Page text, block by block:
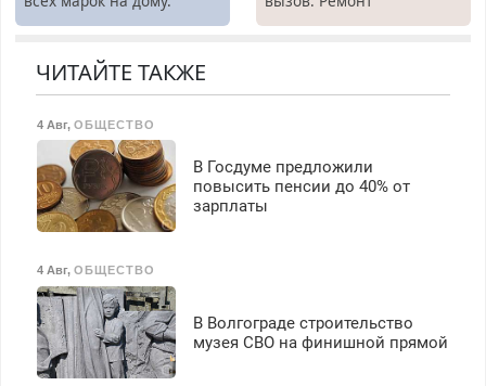
холодильников всех
ЧИТАЙТЕ ТАКЖЕ
4 Авг, ОБЩЕСТВО
В Госдуме предложили
повысить пенсии до 40% от
зарплаты
4 Авг, ОБЩЕСТВО
В Волгограде строительство
музея СВО на финишной прямой